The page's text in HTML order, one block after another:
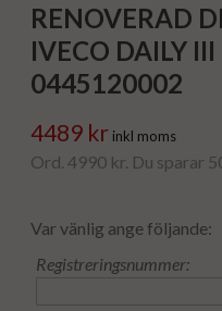
RENOVERAD
IVECO DAILY
0445120002
4489 kr inkl moms
Ord. 4990 kr. Du sparar
Var vänlig ange följande:
Registreringsnummer: